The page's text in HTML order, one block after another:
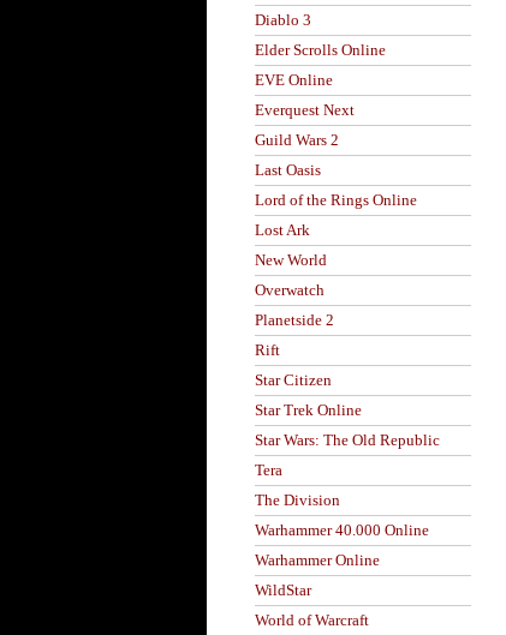
Diablo 3
Elder Scrolls Online
EVE Online
Everquest Next
Guild Wars 2
Last Oasis
Lord of the Rings Online
Lost Ark
New World
Overwatch
Planetside 2
Rift
Star Citizen
Star Trek Online
Star Wars: The Old Republic
Tera
The Division
Warhammer 40.000 Online
Warhammer Online
WildStar
World of Warcraft